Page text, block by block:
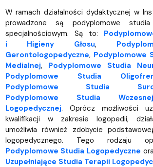
W ramach działalności dydaktycznej w
prowadzone są podyplomowe
specjalnościowym. Są to:
i Higieny Głosu,
Gerontologopedyczne, Podyplomowe
Medialnej, Podyplomowe Studia
Podyplomowe Studia
Podyplomowe Studia
Podyplomowe Studia
Logopedycznej. Oprócz możliwości
kwalifikacji w zakresie logopedii,
umożliwia również zdobycie
logopedycznego. Tego rodzaju
Podyplomowe Studia Logopedyczne
Uzupełniające Studia Terapii